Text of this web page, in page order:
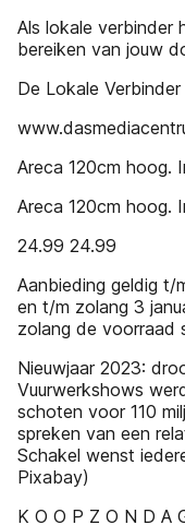
Als lokale verbinder
bereiken van jouw
De Lokale Verbinder
Areca 120cm hoog.
Areca 120cm hoog.
24.99 24.99
Aanbieding geldig t/
en t/m zolang 3
zolang de voorraad
Nieuwjaar 2023:
Vuurwerkshows
schoten voor 110
spreken van een
Schakel wenst
Pixabay)
K O O P Z O N D A